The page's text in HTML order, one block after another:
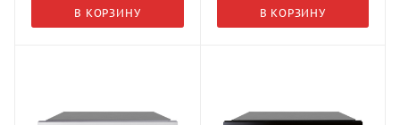
В КОРЗИНУ В КОРЗИНУ